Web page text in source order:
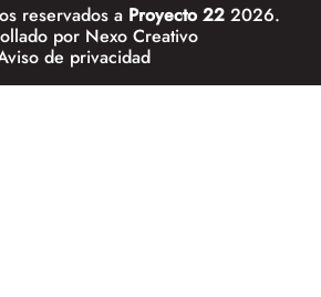
reservados a Proyecto 22 2026.
por Nexo Creativo
de privacidad